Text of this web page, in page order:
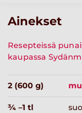
Ainekset
Resepteissä
kaupassa
2 (600 g)
¾ –1 tl